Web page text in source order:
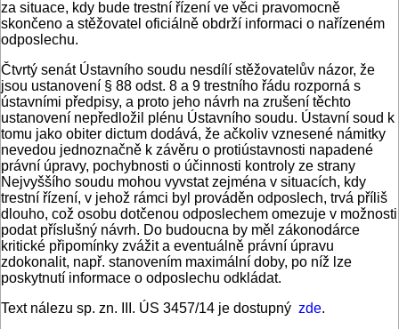
za situace, kdy bude trestní řízení ve věci pravomocně
skončeno a stěžovatel oficiálně obdrží informaci o nařízeném
odposlechu.
Čtvrtý senát Ústavního soudu nesdílí stěžovatelův názor, že
jsou ustanovení § 88 odst. 8 a 9 trestního řádu rozporná s
ústavními předpisy, a proto jeho návrh na zrušení těchto
ustanovení nepředložil plénu Ústavního soudu. Ústavní soud k
tomu jako obiter dictum dodává, že ačkoliv vznesené námitky
nevedou jednoznačně k závěru o protiústavnosti napadené
právní úpravy, pochybnosti o účinnosti kontroly ze strany
Nejvyššího soudu mohou vyvstat zejména v situacích, kdy
trestní řízení, v jehož rámci byl prováděn odposlech, trvá příliš
dlouho, což osobu dotčenou odposlechem omezuje v možnosti
podat příslušný návrh. Do budoucna by měl zákonodárce
kritické připomínky zvážit a eventuálně právní úpravu
zdokonalit, např. stanovením maximální doby, po níž lze
poskytnutí informace o odposlechu odkládat.
Text nálezu sp. zn. III. ÚS 3457/14 je dostupný zde.